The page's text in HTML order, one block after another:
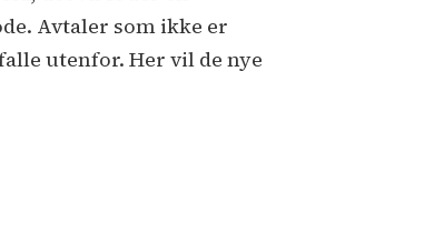
Avtaler som ikke er
utenfor. Her vil de nye